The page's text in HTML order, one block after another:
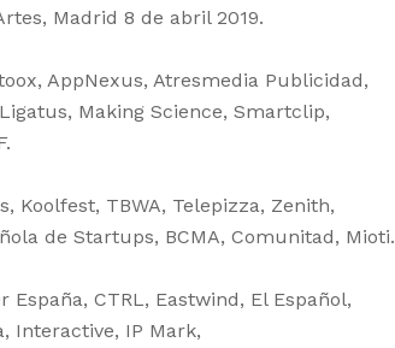
Madrid 8 de abril 2019.
AppNexus, Atresmedia Publicidad,
Making Science, Smartclip,
Koolfest, TBWA, Telepizza, Zenith,
de Startups, BCMA, Comunitad, Mioti.
CTRL, Eastwind, El Español,
Interactive, IP Mark,